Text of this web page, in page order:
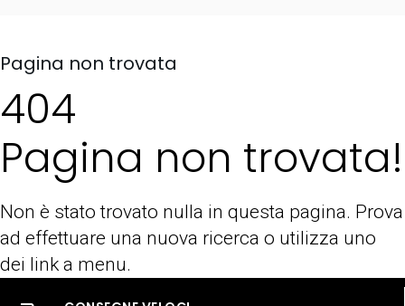
Pagina non trovata
404
Pagina non trovata!
Non è stato trovato nulla in questa pagina. Prova
ad effettuare una nuova ricerca o utilizza uno
dei link a menu.